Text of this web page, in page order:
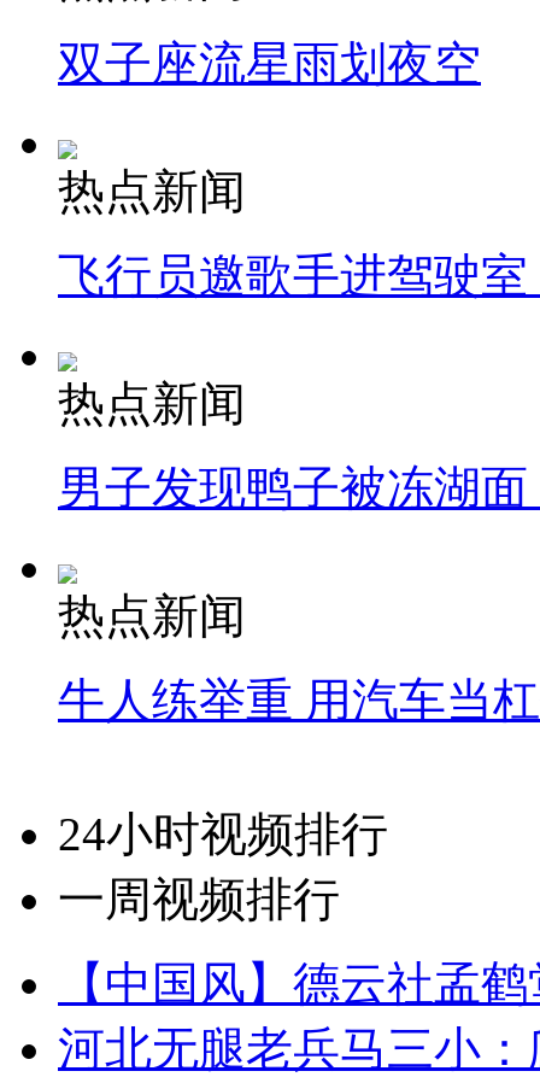
双子座流星雨划夜空
热点新闻
飞行员邀歌手进驾驶
热点新闻
男子发现鸭子被冻湖
热点新闻
牛人练举重 用汽车当
24小时视频排行
一周视频排行
【中国风】德云社孟
河北无腿老兵马三小